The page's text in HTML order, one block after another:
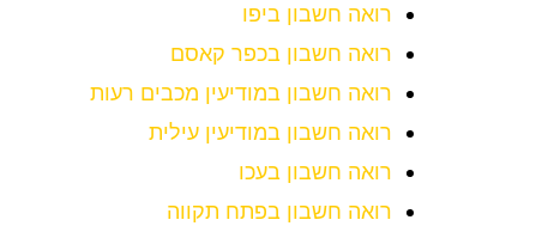
רואה חשבון ביפו
רואה חשבון בכפר קאסם
רואה חשבון במודיעין מכבים רעות
רואה חשבון במודיעין עילית
רואה חשבון בעכו
רואה חשבון בפתח תקווה